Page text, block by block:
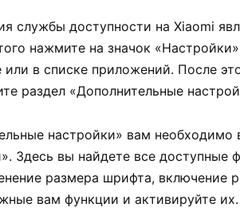
службы доступности на Xiaomi
нажмите на значок
в списке приложений. После
раздел «Дополнительные
настройки» вам необходимо
Здесь вы найдете все доступные
размера шрифта, включение
вам функции и активируйте их.